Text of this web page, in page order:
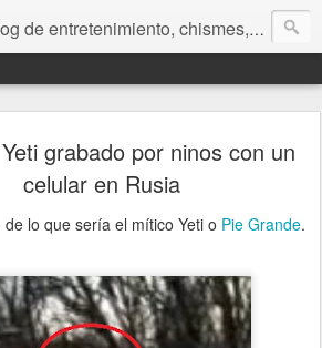
chismes, humor, farándula, curiosidades, ovnis, noticias calientes, fotos, videos, paranormal y ¡más!
grabado por ninos con un
celular en Rusia
lo que sería el mítico Yeti o Pie Grande.